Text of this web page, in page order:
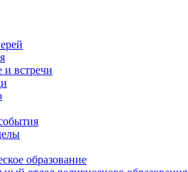
встречи
образование